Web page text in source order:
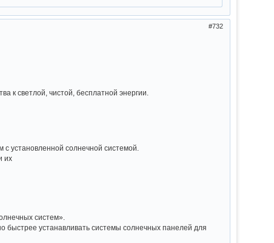
732
к светлой, чистой, бесплатной энергии.
с установленной солнечной системой.
их
систем».
быстрее устанавливать системы солнечных панелей для